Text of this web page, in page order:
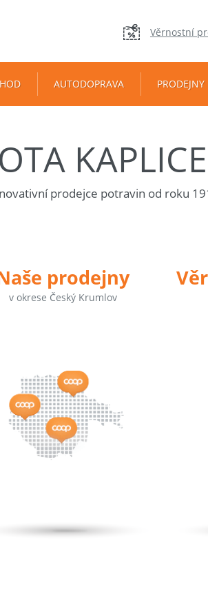
Věrnostní
AUTODOPRAVA PRODEJNY
KAPLICE
prodejce potravin od roku
prodejny
v okrese Český Krumlov